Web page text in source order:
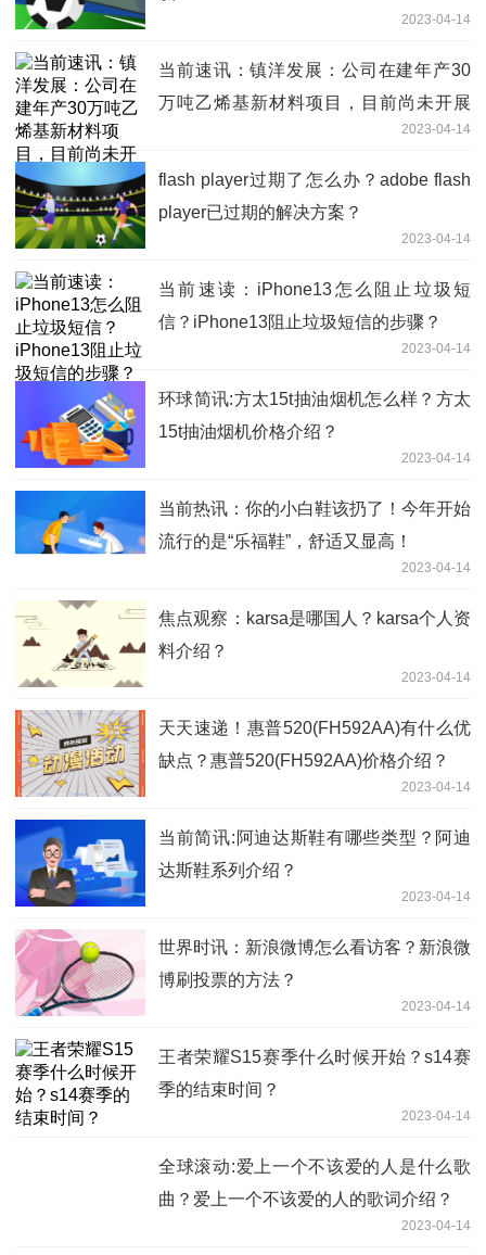
2023-04-14
当前速讯：镇洋发展：公司在建年产30
万吨乙烯基新材料项目，目前尚未开展
2023-04-14
flash player过期了怎么办？adobe flash
player已过期的解决方案？
2023-04-14
当前速读：iPhone13怎么阻止垃圾短
信？iPhone13阻止垃圾短信的步骤？
2023-04-14
环球简讯:方太15t抽油烟机怎么样？方太
15t抽油烟机价格介绍？
2023-04-14
当前热讯：你的小白鞋该扔了！今年开始
流行的是“乐福鞋”，舒适又显高！
2023-04-14
焦点观察：karsa是哪国人？karsa个人资
料介绍？
2023-04-14
天天速递！惠普520(FH592AA)有什么优
缺点？惠普520(FH592AA)价格介绍？
2023-04-14
当前简讯:阿迪达斯鞋有哪些类型？阿迪
达斯鞋系列介绍？
2023-04-14
世界时讯：新浪微博怎么看访客？新浪微
博刷投票的方法？
2023-04-14
王者荣耀S15赛季什么时候开始？s14赛
季的结束时间？
2023-04-14
全球滚动:爱上一个不该爱的人是什么歌
曲？爱上一个不该爱的人的歌词介绍？
2023-04-14